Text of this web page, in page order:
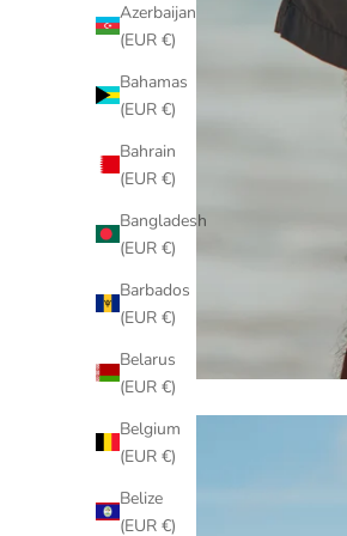
Azerbaijan
(EUR €)
Bahamas
(EUR €)
Bahrain
(EUR €)
Bangladesh
(EUR €)
Barbados
(EUR €)
Belarus
(EUR €)
Belgium
(EUR €)
Belize
(EUR €)